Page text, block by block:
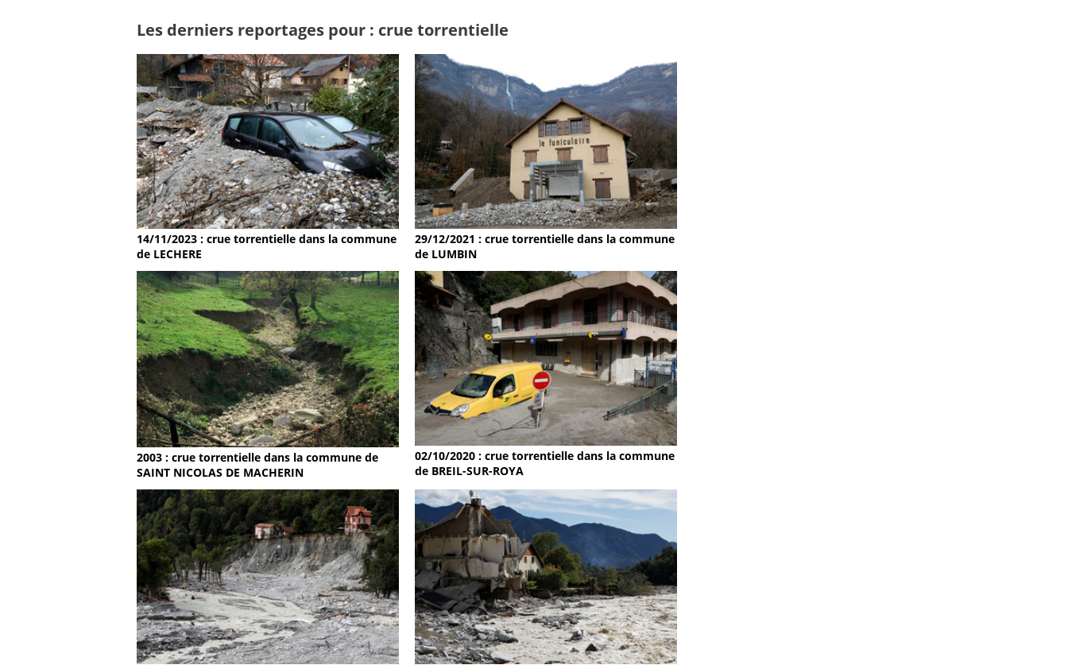
Les derniers reportages pour : crue torrentielle
14/11/2023 : crue torrentielle dans la commune
de LECHERE
29/12/2021 : crue torrentielle dans la commune
de LUMBIN
2003 : crue torrentielle dans la commune de
SAINT NICOLAS DE MACHERIN
02/10/2020 : crue torrentielle dans la commune
de BREIL-SUR-ROYA